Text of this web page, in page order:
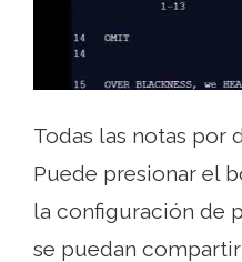
Todas las notas por
Puede presionar el
la configuración de
se puedan